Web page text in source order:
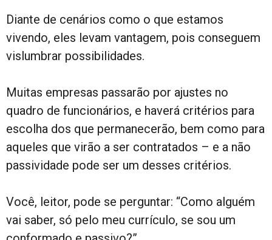
Diante de cenários como o que estamos
vivendo, eles levam vantagem, pois conseguem
vislumbrar possibilidades.
Muitas empresas passarão por ajustes no
quadro de funcionários, e haverá critérios para
escolha dos que permanecerão, bem como para
aqueles que virão a ser contratados – e a não
passividade pode ser um desses critérios.
Você, leitor, pode se perguntar: “Como alguém
vai saber, só pelo meu currículo, se sou um